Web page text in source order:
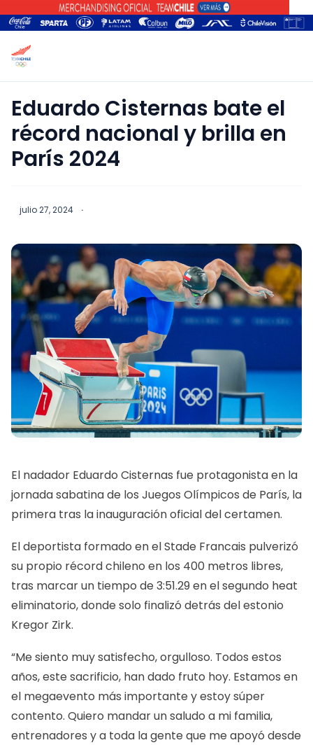
Eduardo Cisternas bate el
récord nacional y brilla en
París 2024
julio 27, 2024 ·
El nadador Eduardo Cisternas fue protagonista en la
jornada sabatina de los Juegos Olímpicos de París, la
primera tras la inauguración oficial del certamen.
El deportista formado en el Stade Francais pulverizó
su propio récord chileno en los 400 metros libres,
tras marcar un tiempo de 3:51.29 en el segundo heat
eliminatorio, donde solo finalizó detrás del estonio
Kregor Zirk.
“Me siento muy satisfecho, orgulloso. Todos estos
años, este sacrificio, han dado fruto hoy. Estamos en
el megaevento más importante y estoy súper
contento. Quiero mandar un saludo a mi familia,
entrenadores y a toda la gente que me apoyó desde